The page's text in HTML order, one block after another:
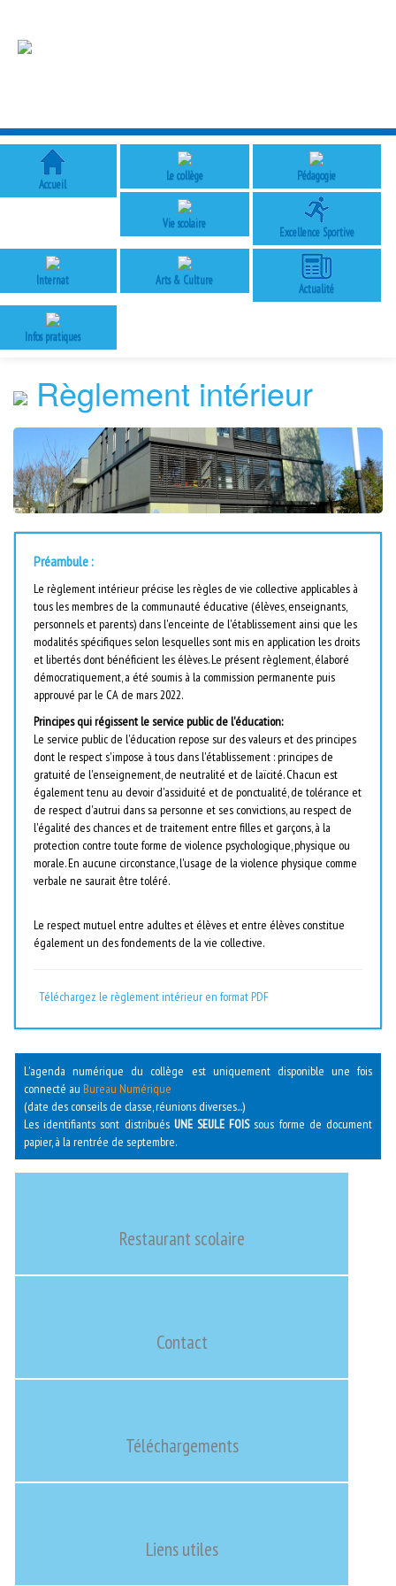
Accueil
Le collège Pédagogie
Vie scolaire
Excellence Sportive
Internat Arts & Culture
Actualité
Infos pratiques
Règlement intérieur
Préambule :
Le règlement intérieur précise les règles de vie collective applicables à
tous les membres de la communauté éducative (élèves, enseignants,
personnels et parents) dans l'enceinte de l'établissement ainsi que les
modalités spécifiques selon lesquelles sont mis en application les droits
et libertés dont bénéficient les élèves. Le présent règlement, élaboré
démocratiquement, a été soumis à la commission permanente puis
approuvé par le CA de mars 2022.
Principes qui régissent le service public de l'éducation:
Le service public de l'éducation repose sur des valeurs et des principes
dont le respect s'impose à tous dans l'établissement : principes de
gratuité de l'enseignement, de neutralité et de laïcité. Chacun est
également tenu au devoir d'assiduité et de ponctualité, de tolérance et
de respect d'autrui dans sa personne et ses convictions, au respect de
l'égalité des chances et de traitement entre filles et garçons, à la
protection contre toute forme de violence psychologique, physique ou
morale. En aucune circonstance, l'usage de la violence physique comme
verbale ne saurait être toléré.
Le respect mutuel entre adultes et élèves et entre élèves constitue
également un des fondements de la vie collective.
Téléchargez le règlement intérieur en format PDF
L'agenda numérique du collège est uniquement disponible une fois
connecté au Bureau Numérique
(date des conseils de classe, réunions diverses...)
Les identifiants sont distribués UNE SEULE FOISsous forme de document
papier, à la rentrée de septembre.
Restaurant scolaire
Contact
Téléchargements
Liens utiles